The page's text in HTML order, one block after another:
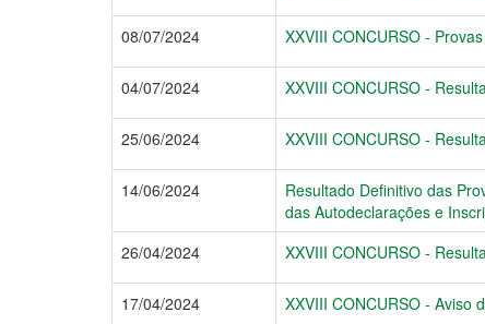
08/07/2024 XXVIII CONCURSO -
04/07/2024 XXVIII CONCURSO -
25/06/2024 XXVIII CONCURSO -
14/06/2024
Resultado Definitivo das
das Autodeclarações e
26/04/2024 XXVIII CONCURSO -
17/04/2024 XXVIII CONCURSO - Aviso